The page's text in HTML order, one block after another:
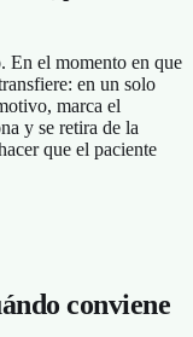
En el momento en que
en un solo
marca el
y se retira de la
que el paciente
conviene